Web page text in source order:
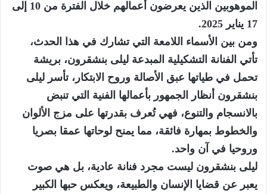
الموهوبين الذين يعرضون أعمالهم خلال الفترة من 10 إلى
17 يناير 2025.
ومن بين الأسماء اللامعة التي تشارك في هذا الحدث،
تأتي الفنانة التشكيلية المبدعة ليلى بنشقرون، بريشة
تحمل في طياتها عبق الأصالة وروح الابتكار، تأسر ليلى
بنشقرون أنظار الجمهور بأعمالها الفنية التي تنبض
بالانسجام والتنوع، فهي تُعرف بقدرتها على مزج الألوان
والخطوط بمهارة فائقة، مما يمنح لوحاتها عمقا بصريا
وروحيا في آن واحد.
ليلى بنشقرون ليست مجرد فنانة عادية، بل هي صوت
يعبر عن قضايا الإنسان والطبيعة، ويعكس حبها الكبير